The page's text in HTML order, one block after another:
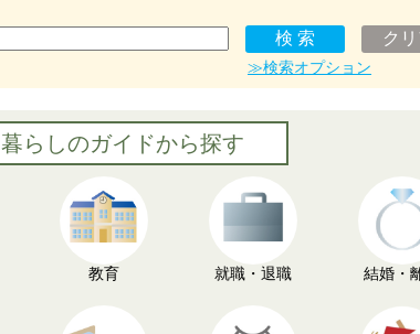
≫検索オプション
暮らしのガイドから探す
教育 就職・退職 結婚・